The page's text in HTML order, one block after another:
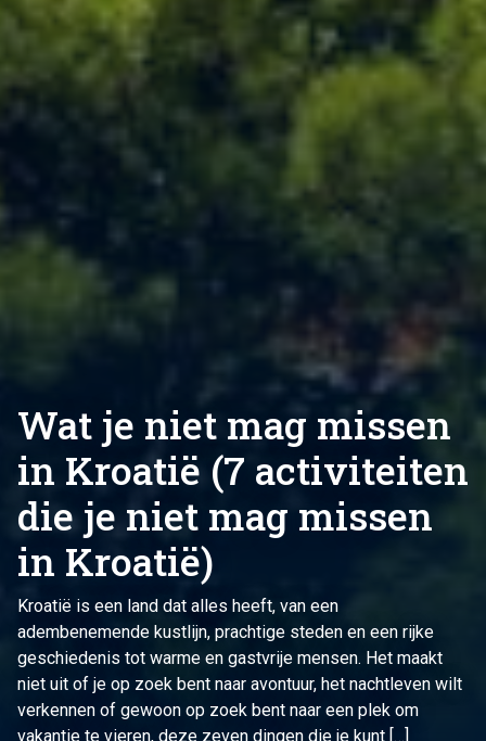
Wat je niet mag missen
in Kroatië (7 activiteiten
die je niet mag missen
in Kroatië)
Kroatië is een land dat alles heeft, van een
adembenemende kustlijn, prachtige steden en een rijke
geschiedenis tot warme en gastvrije mensen. Het maakt
niet uit of je op zoek bent naar avontuur, het nachtleven wilt
verkennen of gewoon op zoek bent naar een plek om
vakantie te vieren, deze zeven dingen die je kunt […]